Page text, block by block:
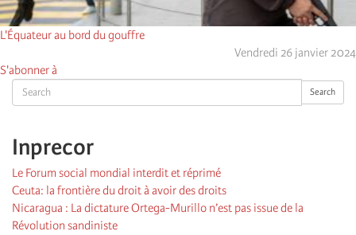
Search Search
Inprecor
Le Forum social mondial interdit et réprimé
Ceuta: la frontière du droit à avoir des droits
Nicaragua : La dictature Ortega-Murillo n’est pas issue de la
Révolution sandiniste
L'Équateur au bord du gouffre
Vendredi 26 janvier 2024
S'abonner à